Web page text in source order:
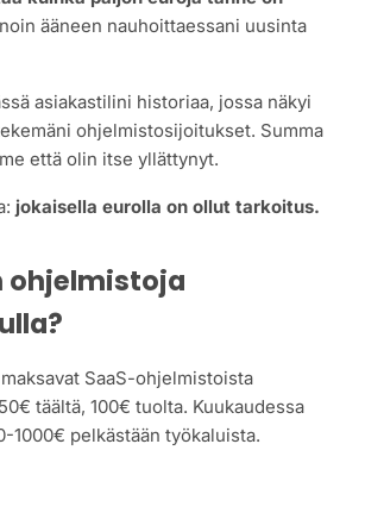
ääneen nauhoittaessani uusinta
asiakastilini historiaa, jossa näkyi
ohjelmistosijoitukset. Summa
että olin itse yllättynyt.
jokaisella eurolla on ollut tarkoitus.
ohjelmistoja
SaaS-ohjelmistoista
täältä, 100€ tuolta. Kuukaudessa
1000€ pelkästään työkaluista.